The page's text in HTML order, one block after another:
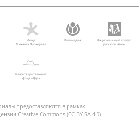
Фонд
Михаила Прохорова
Викимедиа
Национальный корпус
русского языка
Благотворительный
фонд «Дар»
предоставляются в рамках
Creative Commons (CC BY-SA 4.0)